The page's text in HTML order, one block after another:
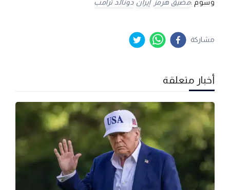
وسوم :مضيق هرمز إيران دونالد ترامب
مشاركة
أخبار متعلقة